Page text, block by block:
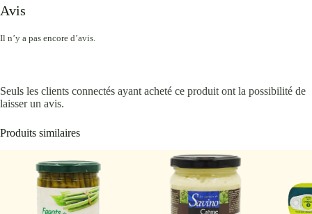
Avis
Il n’y a pas encore d’avis.
Seuls les clients connectés ayant acheté ce produit ont la possibilité de
laisser un avis.
Produits similaires